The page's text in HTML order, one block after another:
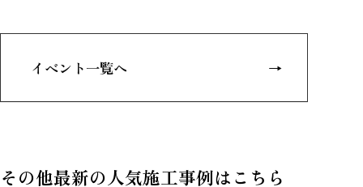
イベント一覧へ
その他最新の人気施工事例はこちら